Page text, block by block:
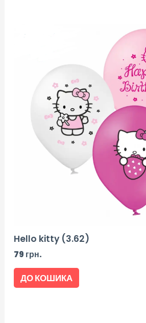
Hello kitty (3.62)
79 грн.
ДО КОШИКА